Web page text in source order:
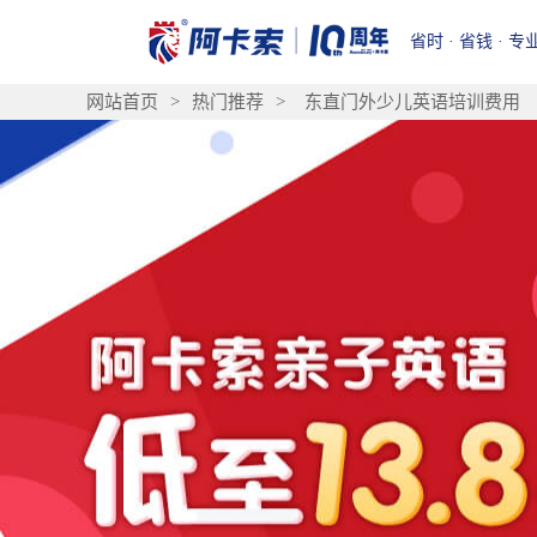
省时 · 省钱 · 专
网站首页 > 热门推荐 > 东直门外少儿英语培训费用